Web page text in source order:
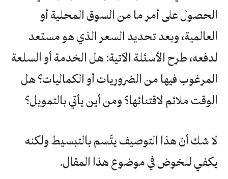
الحصول على أمر ما من السوق المحلية أو
العالمية، وبعد تحديد السعر الذي هو مستعد
لدفعه، طرح الأسئلة الآتية: هل الخدمة أو السلعة
المرغوب فيها من الضروريات أو الكماليات؟ هل
الوقت ملائم لاقتنائها؟ ومن أين يأتي بالتمويل؟
لا شك أنّ هذا التوصيف يتّسم بالتبسيط ولكنه
يكفي للخوض في موضوع هذا المقال.